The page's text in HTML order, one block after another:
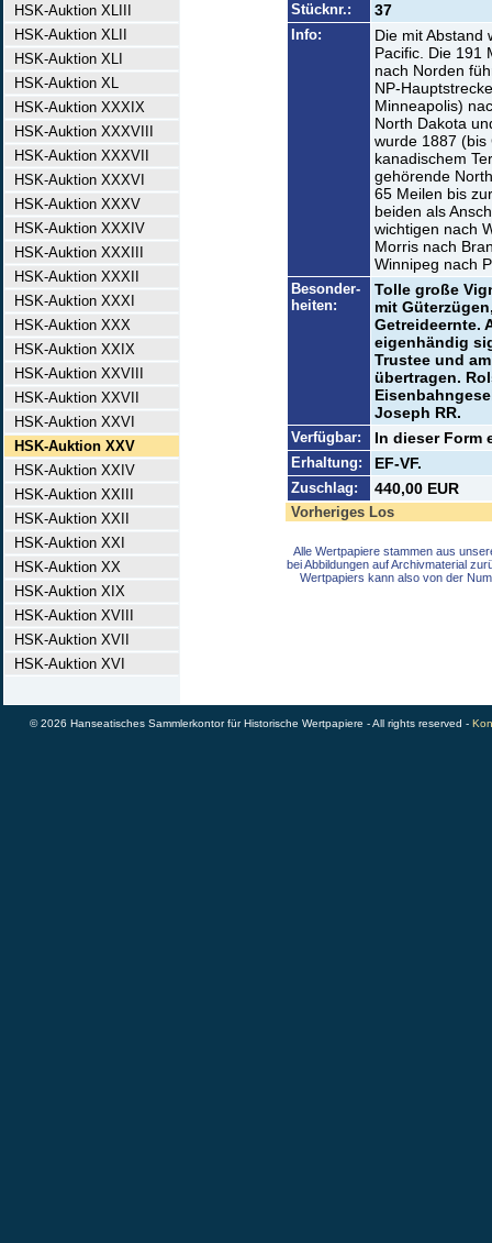
HSK-Auktion XLIII
HSK-Auktion XLII
HSK-Auktion XLI
HSK-Auktion XL
HSK-Auktion XXXIX
HSK-Auktion XXXVIII
HSK-Auktion XXXVII
HSK-Auktion XXXVI
HSK-Auktion XXXV
HSK-Auktion XXXIV
HSK-Auktion XXXIII
HSK-Auktion XXXII
HSK-Auktion XXXI
HSK-Auktion XXX
HSK-Auktion XXIX
HSK-Auktion XXVIII
HSK-Auktion XXVII
HSK-Auktion XXVI
HSK-Auktion XXV
HSK-Auktion XXIV
HSK-Auktion XXIII
HSK-Auktion XXII
HSK-Auktion XXI
HSK-Auktion XX
HSK-Auktion XIX
HSK-Auktion XVIII
HSK-Auktion XVII
HSK-Auktion XVI
Stücknr.: 37
Info:
Die mit Abstand
Pacific. Die 191
nach Norden
NP-
Minneapolis)
North Dakota
wurde 1887 (bis
kanadischem
gehörende
65 Meilen bis
beiden als
wichtigen nach
Morris nach
Winnipeg nach
Besonder-
heiten:
Tolle große
mit
Getreideernte.
eigenhändig
Trustee und
übertragen.
Joseph RR.
Verfügbar: In dieser Form
Erhaltung: EF-VF.
Zuschlag: 440,00 EUR
Vorheriges Los
Alle Wertpapiere stammen aus
bei Abbildungen auf Archivmaterial
Wertpapiers kann also von der
© 2026 Hanseatisches Sammlerkontor für Historische Wertpapiere - All rights reserved -